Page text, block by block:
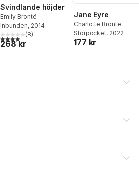
Svindlande höjder
Emily Brontë
Inbunden, 2014
4,0utav 5 stjärnor. Totalt antal röster:
(8)
268 kr
Jane Eyre
Charlotte Brontë
Storpocket, 2022
177 kr